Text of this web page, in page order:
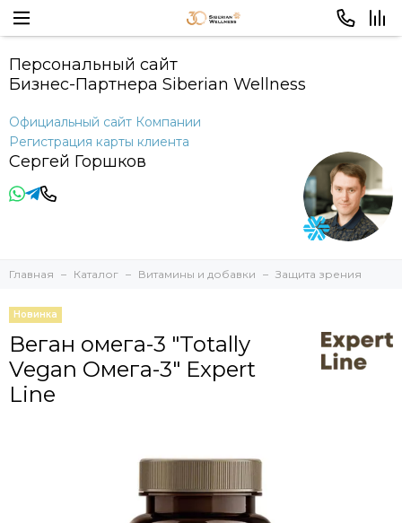
Персональный сайт
Бизнес-Партнера Siberian Wellness
Официальный сайт Компании
Регистрация карты клиента
Сергей Горшков
Главная Каталог Витамины и добавки Защита зрения
Новинка
Веган омега-3 "Totally
Vegan Омега-3" Expert
Line